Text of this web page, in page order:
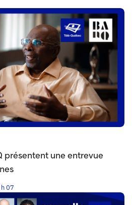
présentent une entrevue
07